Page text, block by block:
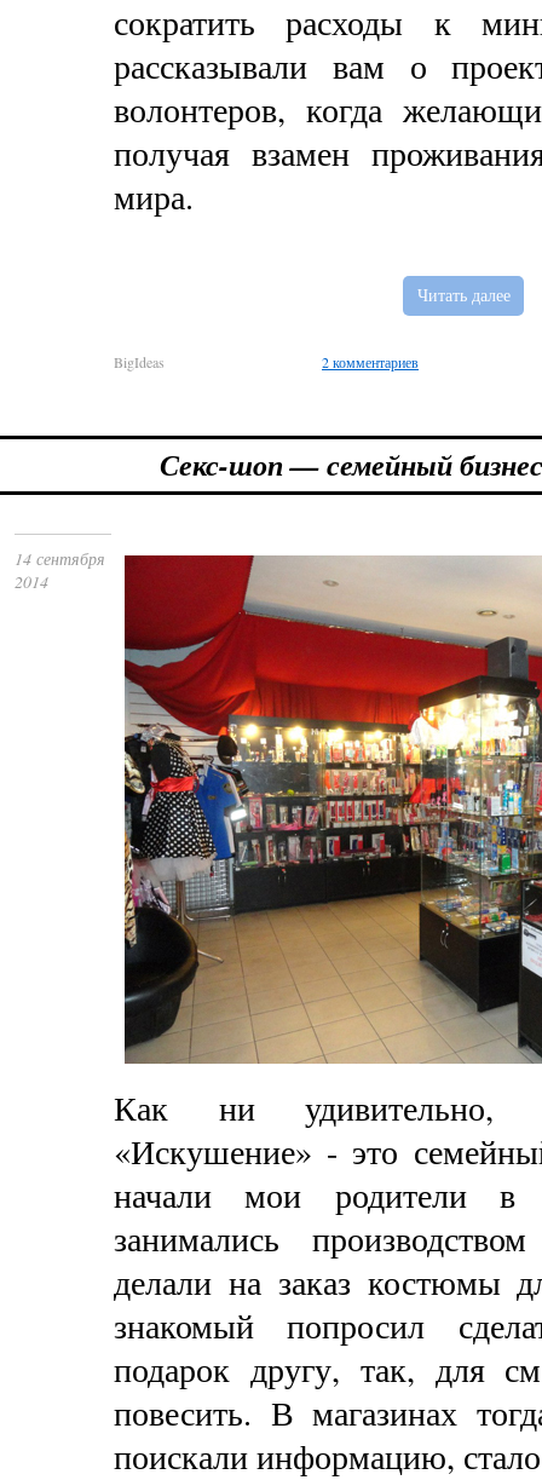
сократить расходы к
рассказывали вам о
волонтеров, когда
получая взамен
мира.
Читать далее
BigIdeas 2 комментариев
Секс-шоп — семейный
14 сентября
2014
Как ни удивительно,
«Искушение» - это
начали мои родители
занимались
делали на заказ костюмы
знакомый попросил
подарок другу, так, для
повесить. В магазинах
поискали информацию,